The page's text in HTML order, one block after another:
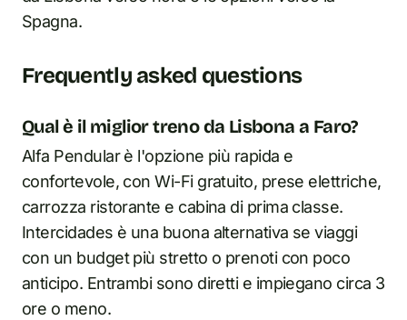
Spagna.
Frequently asked questions
Qual è il miglior treno da Lisbona a Faro?
Alfa Pendular è l'opzione più rapida e
confortevole, con Wi-Fi gratuito, prese elettriche,
carrozza ristorante e cabina di prima classe.
Intercidades è una buona alternativa se viaggi
con un budget più stretto o prenoti con poco
anticipo. Entrambi sono diretti e impiegano circa 3
ore o meno.